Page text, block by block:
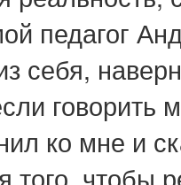
педагог
себя,
говорить
ко мне и